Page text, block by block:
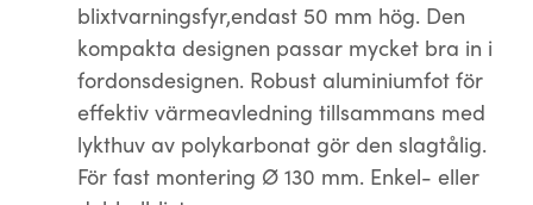
blixtvarningsfyr,endast 50 mm hög. Den
kompakta designen passar mycket bra in i
fordonsdesignen. Robust aluminiumfot för
effektiv värmeavledning tillsammans med
lykthuv av polykarbonat gör den slagtålig.
För fast montering Ø 130 mm. Enkel- eller